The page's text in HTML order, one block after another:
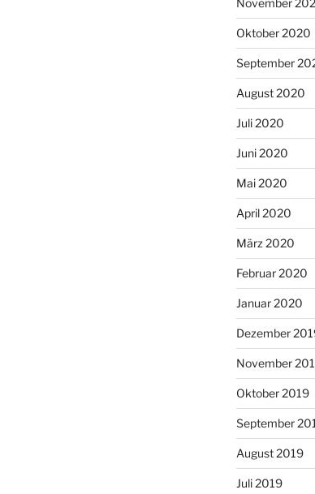
Oktober 2020
September
August 2020
Juli 2020
Juni 2020
Mai 2020
April 2020
März 2020
Februar 2020
Januar 2020
Dezember
November
Oktober 2019
September
August 2019
Juli 2019